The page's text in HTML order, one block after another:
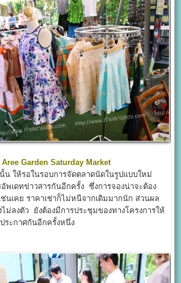
Aree Garden Saturday Market
ให้รอในรอบการจัดตลาดนัดในรูปแบบใหม่
พเดทข่าวสารกันอีกครั้ง ซึ่งการจองน่าจะต้อง
นเคย ราคาเช่าก็ไม่หนีจากเดิมมากนัก ส่วนผล
ม่ลงตัว ยังต้องมีการประชุมของทางโครงการให้
ระกาศกันอีกครั้งหนึ่ง